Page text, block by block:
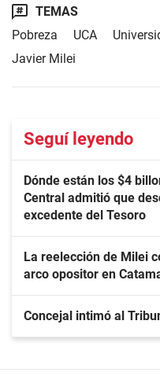
TEMAS
Pobreza
UCA
Javier Milei
Seguí leyendo
Dónde están los $4
Central admitió que
excedente del Tesoro
La reelección de Milei
arco opositor en
Concejal intimó al